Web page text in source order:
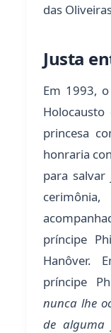
das
Justa
Em 1993,
princesa
honraria
para
príncipe
Hanôver.
príncipe
nunca lhe
de alguma